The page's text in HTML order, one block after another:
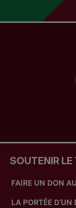
SOUTENIR
FAIRE UN DON
LA PORTÉE D'UN